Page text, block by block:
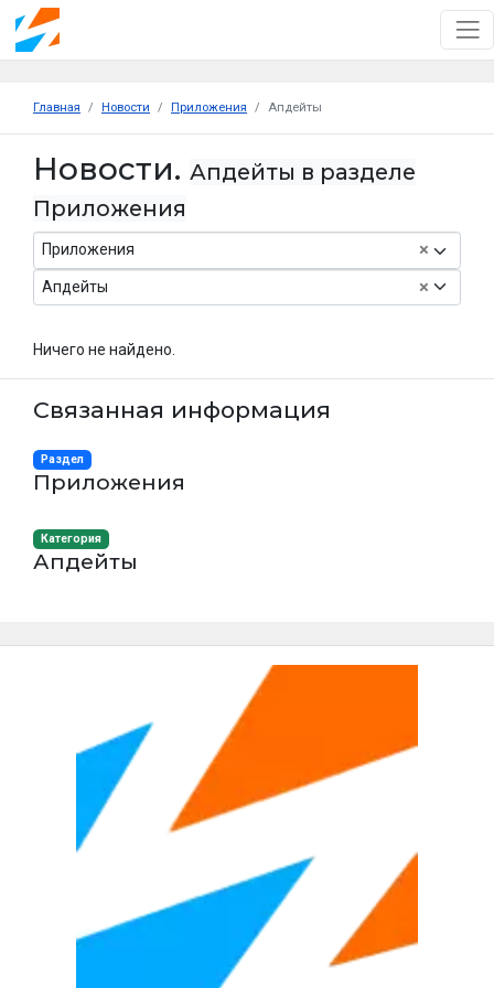
Главная Новости Приложения Апдейты
Новости. Апдейты в разделе
Приложения
×
Приложения
×
Апдейты
Ничего не найдено.
Связанная информация
Раздел
Приложения
Категория
Апдейты